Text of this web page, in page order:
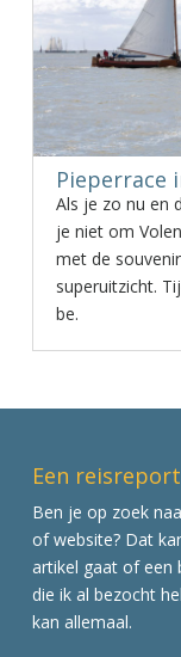
Pieperrace
Als je zo nu en
je niet om
met de
superuitzicht.
be.
Een
Ben je op zoek
of website? Dat
artikel gaat of een
die ik al bezocht
kan allemaal.